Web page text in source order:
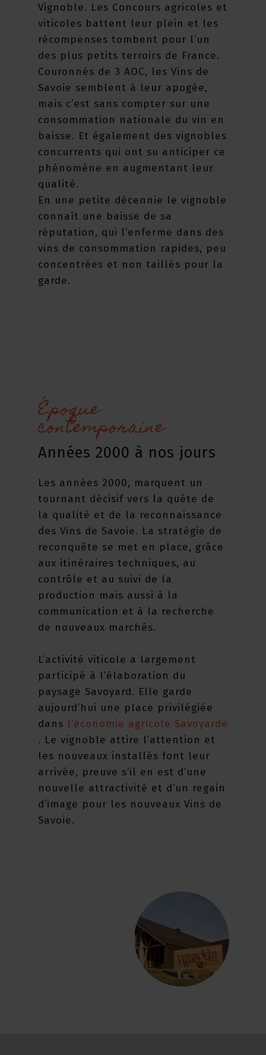
Vignoble. Les Concours agricoles et
viticoles battent leur plein et les
récompenses tombent pour l’un
des plus petits terroirs de France.
Couronnés de 3 AOC, les Vins de
Savoie semblent à leur apogée,
mais c’est sans compter sur une
consommation nationale du vin en
baisse. Et également des vignobles
concurrents qui ont su anticiper ce
phénomène en augmentant leur
qualité.
En une petite décennie le vignoble
connaît une baisse de sa
réputation, qui l’enferme dans des
vins de consommation rapides, peu
concentrées et non taillés pour la
garde.
Époque
contemporaine
Années 2000 à nos jours
Les années 2000, marquent un
tournant décisif vers la quête de
la qualité et de la reconnaissance
des Vins de Savoie. La stratégie de
reconquête se met en place, grâce
aux itinéraires techniques, au
contrôle et au suivi de la
production mais aussi à la
communication et à la recherche
de nouveaux marchés.
L’activité viticole a largement
participé à l’élaboration du
paysage Savoyard. Elle garde
aujourd’hui une place privilégiée
dans l’économie agricole Savoyarde
. Le vignoble attire l’attention et
les nouveaux installés font leur
arrivée, preuve s’il en est d’une
nouvelle attractivité et d’un regain
d’image pour les nouveaux Vins de
Savoie.